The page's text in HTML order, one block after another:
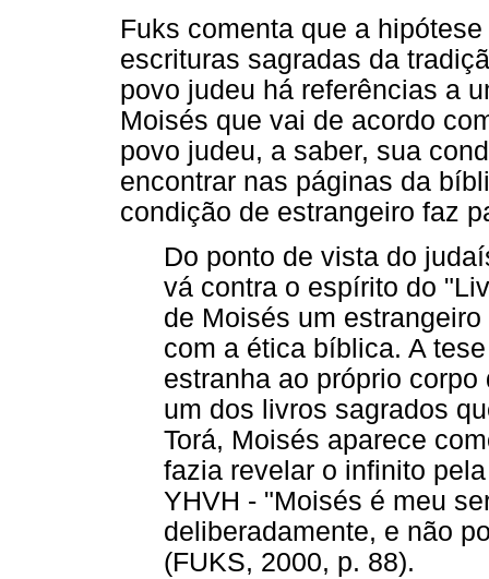
Fuks comenta que a
escrituras sagradas da
povo judeu há referências a
Moisés que vai de acordo
povo judeu, a saber, sua
encontrar nas páginas da
condição de estrangeiro faz
Do ponto de vista do
vá contra o espírito do
de Moisés um
com a ética bíblica. A
estranha ao próprio
um dos livros sagrados
Torá, Moisés aparece
fazia revelar o infinito
YHVH - "Moisés é meu
deliberadamente, e não
(FUKS, 2000, p. 88).